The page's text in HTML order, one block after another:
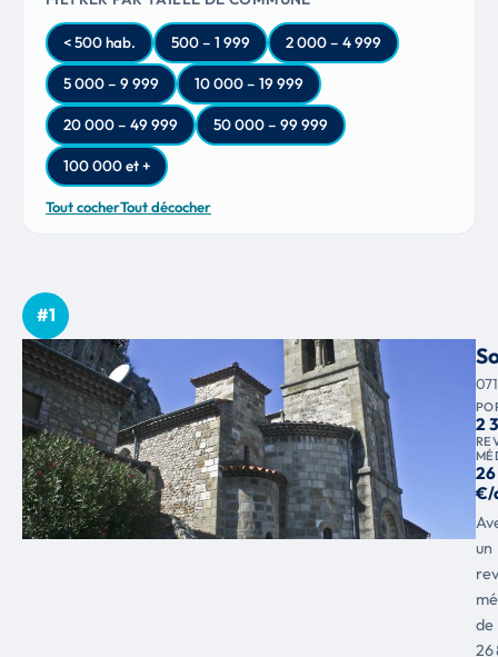
< 500 hab. 500 – 1 999 2 000 – 4 999
5 000 – 9 999 10 000 – 19 999
20 000 – 49 999 50 000 – 99 999
100 000 et +
Tout cocherTout décocher
#1
2
26
€/
un
de
26